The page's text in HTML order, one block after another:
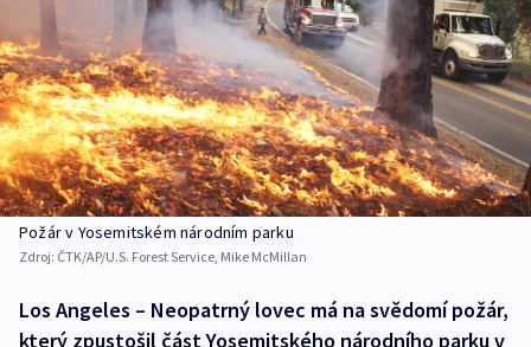
Požár v Yosemitském národním parku
Zdroj: ČTK/AP/U.S. Forest Service, Mike McMillan
Los Angeles – Neopatrný lovec má na svědomí požár,
který zpustošil část Yosemitského národního parku v